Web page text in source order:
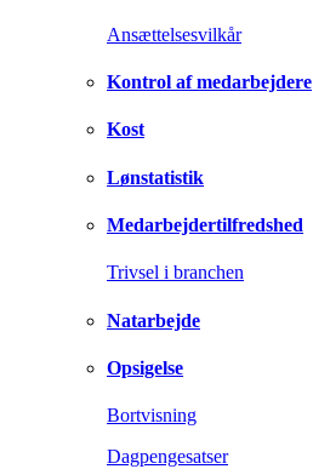
Ansættelsesvilkår
Kontrol af medarbejdere
Kost
Lønstatistik
Medarbejdertilfredshed
Trivsel i branchen
Natarbejde
Opsigelse
Bortvisning
Dagpengesatser